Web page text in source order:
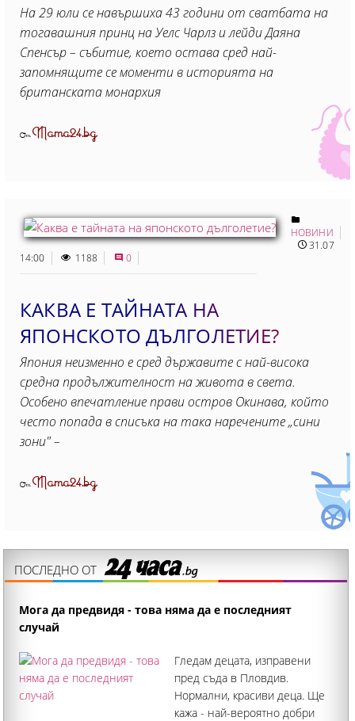
На 29 юли се навършиха 43 години от сватбата на
тогавашния принц на Уелс Чарлз и лейди Даяна
Спенсър – събитие, което остава сред най-
запомнящите се моменти в историята на
британската монархия
ОтMama24.bg
НОВИНИ
31.07
14:00
1188 0
КАКВА Е ТАЙНАТА НА
ЯПОНСКОТО ДЪЛГОЛЕТИЕ?
Япония неизменно е сред държавите с най-висока
средна продължителност на живота в света.
Особено впечатление прави остров Окинава, който
често попада в списъка на така наречените „сини
зони" –
ОтMama24.bg
ПОСЛЕДНО ОТ
Мога да предвидя - това няма да е последният
случай
Гледам децата, изправени
пред съда в Пловдив.
Нормални, красиви деца. Ще
кажа - най-вероятно добри